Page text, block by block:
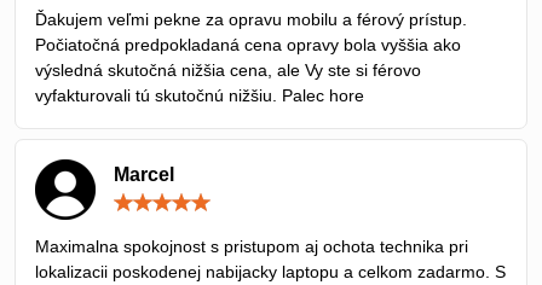
5
Ďakujem veľmi pekne za opravu mobilu a férový prístup.
Počiatočná predpokladaná cena opravy bola vyššia ako
výsledná skutočná nižšia cena, ale Vy ste si férovo
vyfakturovali tú skutočnú nižšiu. Palec hore
Marcel
5
Maximalna spokojnost s pristupom aj ochota technika pri
lokalizacii poskodenej nabijacky laptopu a celkom zadarmo. S